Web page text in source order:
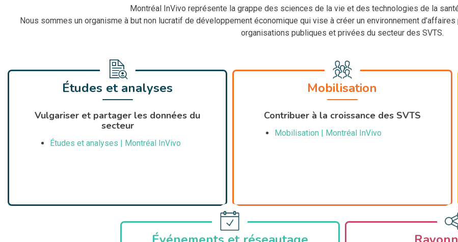
Montréal InVivo représente la grappe des sciences de la vie et des technologies de la
Nous sommes un organisme à but non lucratif de développement économique qui vise à créer un environnement
organisations publiques et privées du secteur des SVTS.
Études et analyses
Vulgariser et partager les données du
secteur
Études et analyses | Montréal InVivo
Mobilisation
Contribuer à la croissance des SVTS
Mobilisation | Montréal InVivo